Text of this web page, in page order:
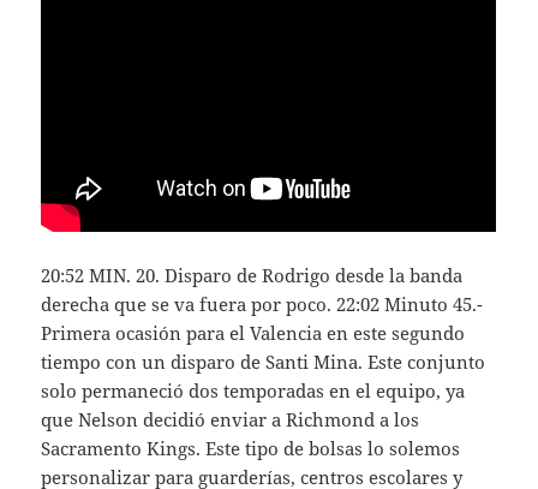
20:52 MIN. 20. Disparo de Rodrigo desde la banda
derecha que se va fuera por poco. 22:02 Minuto 45.-
Primera ocasión para el Valencia en este segundo
tiempo con un disparo de Santi Mina. Este conjunto
solo permaneció dos temporadas en el equipo, ya
que Nelson decidió enviar a Richmond a los
Sacramento Kings. Este tipo de bolsas lo solemos
personalizar para guarderías, centros escolares y